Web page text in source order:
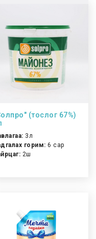
(тослог 67%)
3л
горим: 6 сар
2ш